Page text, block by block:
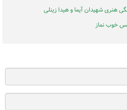
هنری شهیدان آیما و هیدا زینلی
خوب نماز